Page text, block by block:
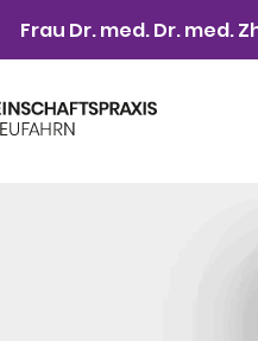
Frau Dr. med. Dr. med.